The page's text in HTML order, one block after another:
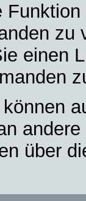
zu
einen
über